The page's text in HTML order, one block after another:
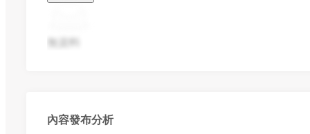
無資料
內容發布分析